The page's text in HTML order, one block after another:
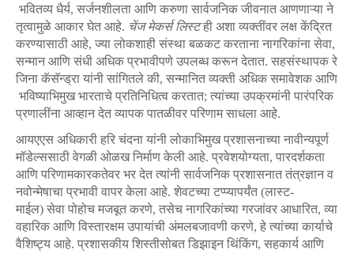
भवितव्य धैर्य, सर्जनशीलता आणि करुणा सार्वजनिक जीवनात आणणाऱ्या ने
तृत्वामुळे आकार घेत आहे. चेंज मेकर्स लिस्ट ही अशा व्यक्तींवर लक्ष केंद्रित
करण्यासाठी आहे, ज्या लोकशाही संस्था बळकट करताना नागरिकांना सेवा,
सन्मान आणि संधी अधिक प्रभावीपणे उपलब्ध करून देतात. सहसंस्थापक रे
जिना कॅसॅन्ड्रा यांनी सांगितले की, सन्मानित व्यक्ती अधिक समावेशक आणि
भविष्याभिमुख भारताचे प्रतिनिधित्व करतात; त्यांच्या उपक्रमांनी पारंपरिक
प्रणालींना आव्हान देत व्यापक पातळीवर परिणाम साधला आहे.
आयएएस अधिकारी हरि चंदना यांनी लोकाभिमुख प्रशासनाच्या नावीन्यपूर्ण
मॉडेल्ससाठी वेगळी ओळख निर्माण केली आहे. प्रवेशयोग्यता, पारदर्शकता
आणि परिणामकारकतेवर भर देत त्यांनी सार्वजनिक प्रशासनात तंत्रज्ञान व
नवोन्मेषाचा प्रभावी वापर केला आहे. शेवटच्या टप्प्यापर्यंत(लास्ट-
माईल) सेवा पोहोच मजबूत करणे, तसेच नागरिकांच्या गरजांवर आधारित, व्या
वहारिक आणि विस्तारक्षम उपायांची अंमलबजावणी करणे, हे त्यांच्या कार्याचे
वैशिष्ट्य आहे. प्रशासकीय शिस्तीसोबत डिझाइन थिंकिंग, सहकार्य आणि